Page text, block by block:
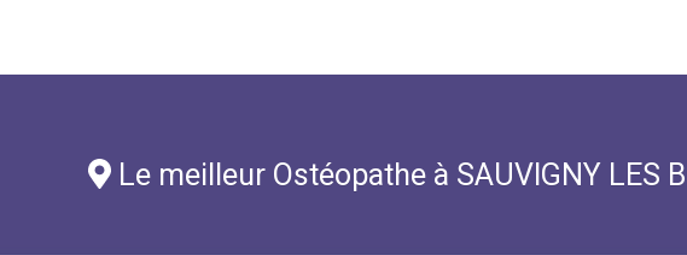
Le meilleur Ostéopathe à SAUVIGNY LES